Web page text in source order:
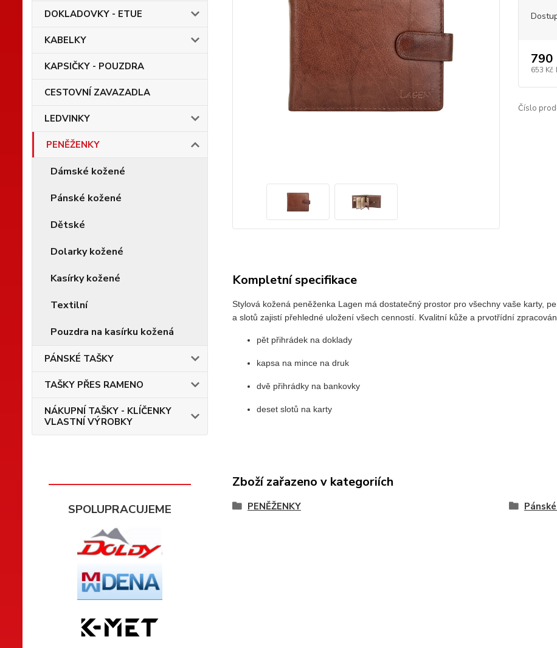
DOKLADOVKY - ETUE
KABELKY
KAPSIČKY - POUZDRA
CESTOVNÍ ZAVAZADLA
LEDVINKY
PENĚŽENKY
Dámské kožené
Pánské kožené
Dětské
Dolarky kožené
Kasírky kožené
Textilní
Pouzdra na kasírku kožená
PÁNSKÉ TAŠKY
TAŠKY PŘES RAMENO
NÁKUPNÍ TAŠKY - KLÍČENKY
VLASTNÍ VÝROBKY
SPOLUPRACUJEME
790
653 Kč
Číslo
Kompletní specifikace
Stylová kožená peněženka Lagen má dostatečný prostor pro všechny vaše karty,
a slotů zajistí přehledné uložení všech cenností. Kvalitní kůže a prvotřídní
pět přihrádek na doklady
kapsa na mince na druk
dvě přihrádky na bankovky
deset slotů na karty
Zboží zařazeno v kategoriích
PENĚŽENKY